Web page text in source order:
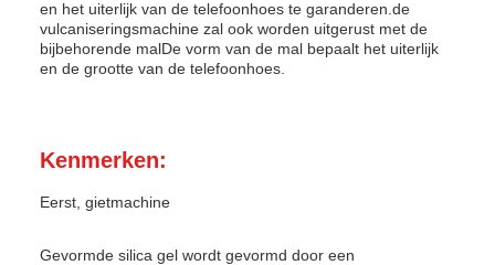
en het uiterlijk van de telefoonhoes te garanderen.de
vulcaniseringsmachine zal ook worden uitgerust met de
bijbehorende malDe vorm van de mal bepaalt het uiterlijk
en de grootte van de telefoonhoes.
Kenmerken:
Eerst, gietmachine
Gevormde silica gel wordt gevormd door een